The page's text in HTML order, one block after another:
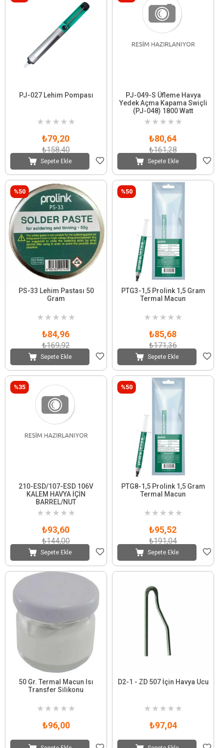
PJ-027 Lehim Pompası
★ ★ ★ ★ ★
₺79,20
₺158,40
Sepete Ekle
PJ-049-S Üfleme Havya
Yedek Açma Kapama Swiçli
(PJ-048) 1800 Watt
★ ★ ★ ★ ★
₺80,64
₺161,28
Sepete Ekle
PS-33 Lehim Pastası 50
Gram
★ ★ ★ ★ ★
₺84,96
₺169,92
Sepete Ekle
%50
PTG3-1,5 Prolink 1,5 Gram
Termal Macun
★ ★ ★ ★ ★
₺85,68
₺171,36
Sepete Ekle
%50
210-ESD/107-ESD 106V
KALEM HAVYA İÇİN
BARREL/NUT
★ ★ ★ ★ ★
₺93,60
₺144,00
Sepete Ekle
%35
PTG8-1,5 Prolink 1,5 Gram
Termal Macun
★ ★ ★ ★ ★
₺95,52
₺191,04
Sepete Ekle
%50
50 Gr. Termal Macun Isı
Transfer Silikonu
★ ★ ★ ★ ★
₺96,00
D2-1 - ZD 507 İçin Havya Ucu
★ ★ ★ ★ ★
₺97,04